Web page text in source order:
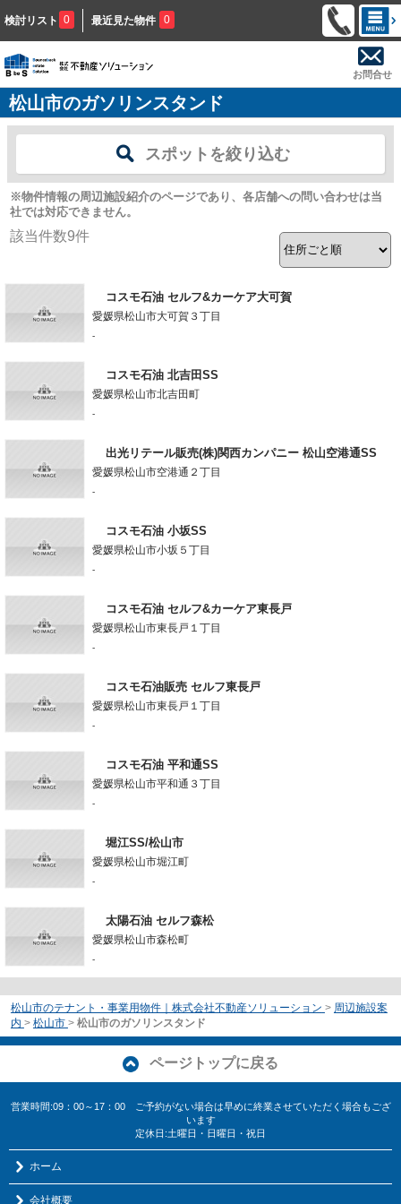
検討リスト 0 最近見た物件 0
お問合せ
松山市のガソリンスタンド
スポットを絞り込む
※物件情報の周辺施設紹介のページであり、各店舗への問い合わせは当
社では対応できません。
該当件数9件
コスモ石油 セルフ&カーケア大可賀
愛媛県松山市大可賀３丁目
-
コスモ石油 北吉田SS
愛媛県松山市北吉田町
-
出光リテール販売(株)関西カンパニー 松山空港通SS
愛媛県松山市空港通２丁目
-
コスモ石油 小坂SS
愛媛県松山市小坂５丁目
-
コスモ石油 セルフ&カーケア東長戸
愛媛県松山市東長戸１丁目
-
コスモ石油販売 セルフ東長戸
愛媛県松山市東長戸１丁目
-
コスモ石油 平和通SS
愛媛県松山市平和通３丁目
-
堀江SS/松山市
愛媛県松山市堀江町
-
太陽石油 セルフ森松
愛媛県松山市森松町
-
松山市のテナント・事業用物件｜株式会社不動産ソリューション > 周辺施設案
内 > 松山市 > 松山市のガソリンスタンド
ページトップに戻る
営業時間:09：00～17：00 ご予約がない場合は早めに終業させていただく場合もござ
います
定休日:土曜日・日曜日・祝日
ホーム
会社概要